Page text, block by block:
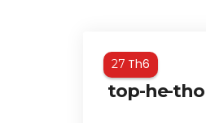
27 Th6
top-he-